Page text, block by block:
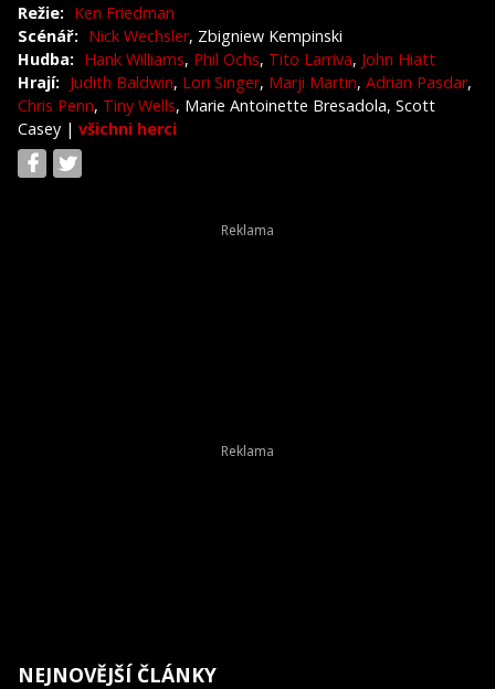
Režie: Ken Friedman
Scénář: Nick Wechsler, Zbigniew Kempinski
Hudba: Hank Williams, Phil Ochs, Tito Larriva, John Hiatt
Hrají: Judith Baldwin, Lori Singer, Marji Martin, Adrian Pasdar,
Chris Penn, Tiny Wells, Marie Antoinette Bresadola, Scott
Casey | všichni herci
NEJNOVĚJŠÍ ČLÁNKY